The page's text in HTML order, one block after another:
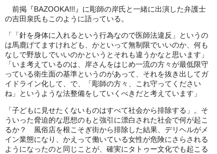
前掲『BAZOOKA!!!』に彫師の岸氏と一緒に出演した弁護士
の吉田泉氏もこのように語っている。
「「針を身体に入れるという行為なので医師法違反」というの
は馬鹿げてますけれども、かといって無制限でいいのか、何も
なしで野放しでいいのかというとそれも違うかなと思います」
「いま考えているのは、岸さんをはじめ一流の方々が最低限守
っている衛生面の基準というのがあって、それを抜き出してガ
イドライン化して、で、「彫師の方々、これ守ってください
ね」というような法整備をしていくべきだと考えています」
「子どもに見せたくないものはすべて社会から排除する」。そ
ういった脅迫的な思想のもと強引に漂白された社会で何が起こ
るか？ 風俗店を根こそぎ街から排除した結果、デリヘルがメ
イン業態になり、かえって働いている女性が危険にさらされる
ようになったのと同じことが、確実にタトゥー文化でも起こる